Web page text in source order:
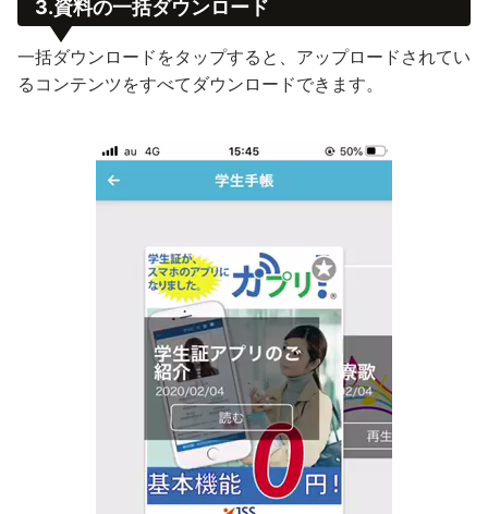
3.資料の一括ダウンロード
一括ダウンロードをタップすると、アップロードされてい
るコンテンツをすべてダウンロードできます。